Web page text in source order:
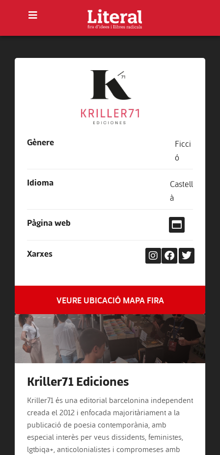
Gènere
Ficci
ó
Idioma
Castell
à
Pàgina web
Xarxes
VEURE UBICACIÓ MAPA FIRA
Kriller71 Ediciones
Kriller71 és una editorial barcelonina independent
creada el 2012 i enfocada majoritàriament a la
publicació de poesia contemporània, amb
especial interès per veus dissidents, feministes,
lgtbiqa+, anticolonialistes i compromeses amb